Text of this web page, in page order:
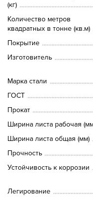
(кг)
Количество метров
квадратных в тонне (кв.м)
Покрытие
Изготовитель
Марка стали
ГОСТ
Прокат
Ширина листа рабочая
Ширина листа общая (мм)
Прочность
Устойчивость к коррозии
Легирование